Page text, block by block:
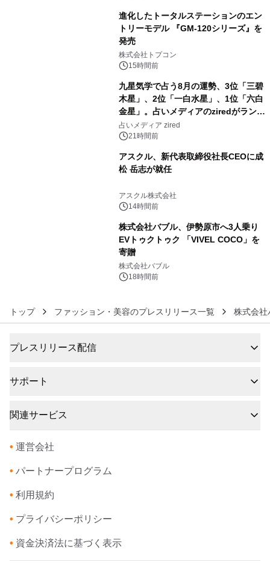
進化したトータルステーションのエン
トリーモデル 『GM-120シリーズ』を
発売
株式会社トプコン
15時間前
九星気学で占う8月の運勢、3位「三碧
木星」、2位「一白水星」、1位「六白
金星」。占いメディアのziredがランキ
ングを発表
占いメディア zired
21時間前
アスクル、新代表取締役社長CEOに成
松 岳志が就任
アスクル株式会社
14時間前
株式会社バブル、伊勢原市へ3人乗り
EVトゥクトゥク 「VIVEL COCO」を
寄贈
株式会社バブル
18時間前
トップ ファッション・美容のプレスリリース一覧 株式会社
プレスリリース配信
サポート
関連サービス
• 運営会社
• パートナープログラム
• 利用規約
• プライバシーポリシー
• 資金決済法に基づく表示